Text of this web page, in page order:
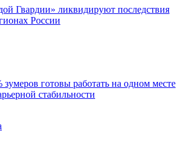
Гвардии» ликвидируют последствия
России
зумеров готовы работать на одном месте
стабильности